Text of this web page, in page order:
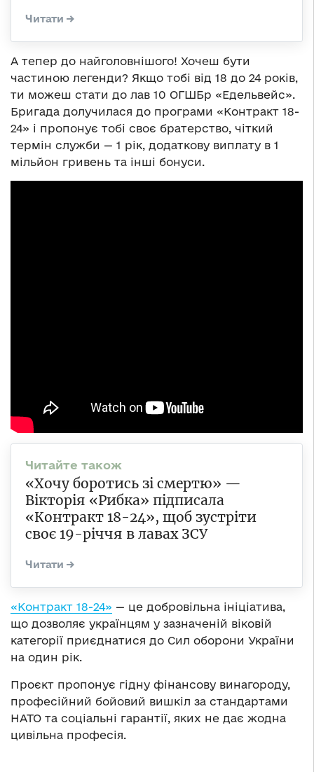
А тепер до найголовнішого! Хочеш бути
частиною легенди? Якщо тобі від 18 до 24 років,
ти можеш стати до лав 10 ОГШБр «Едельвейс».
Бригада долучилася до програми «Контракт 18-
24» і пропонує тобі своє братерство, чіткий
термін служби — 1 рік, додаткову виплату в 1
мільйон гривень та інші бонуси.
«Хочу боротись зі смертю» —
Вікторія «Рибка» підписала
«Контракт 18-24», щоб зустріти
своє 19-річчя в лавах ЗСУ
«Контракт 18-24» — це добровільна ініціатива,
що дозволяє українцям у зазначеній віковій
категорії приєднатися до Сил оборони України
на один рік.
Проєкт пропонує гідну фінансову винагороду,
професійний бойовий вишкіл за стандартами
НАТО та соціальні гарантії, яких не дає жодна
цивільна професія.